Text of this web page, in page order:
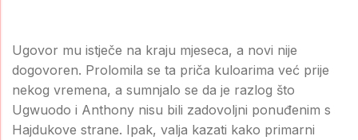
Ugovor mu istječe na kraju mjeseca, a novi nije
dogovoren. Prolomila se ta priča kuloarima već prije
nekog vremena, a sumnjalo se da je razlog što
Ugwuodo i Anthony nisu bili zadovoljni ponuđenim s
Hajdukove strane. Ipak, valja kazati kako primarni